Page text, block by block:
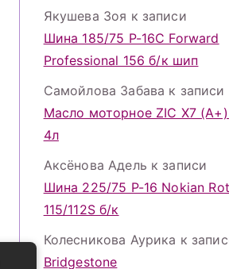
Якушева Зоя к записи
Шина 185/75 Р-16С Forward
Professional 156 б/к шип
Самойлова Забава к записи
Масло моторное ZIC X7
4л
Аксёнова Адель к записи
Шина 225/75 Р-16 Nokian
115/112S б/к
Колесникова Аурика к
Bridgestone